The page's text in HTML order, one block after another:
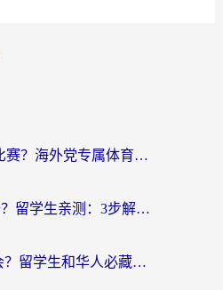
国外怎么看CBA比赛？海外党专属体育直播指南，告别地区限制看球自由
国外看芒果tv总卡？留学生亲测：3步解决地域限制+流畅追剧攻略
海外如何看奥运会？留学生和华人必藏的体育赛事观看终极指南